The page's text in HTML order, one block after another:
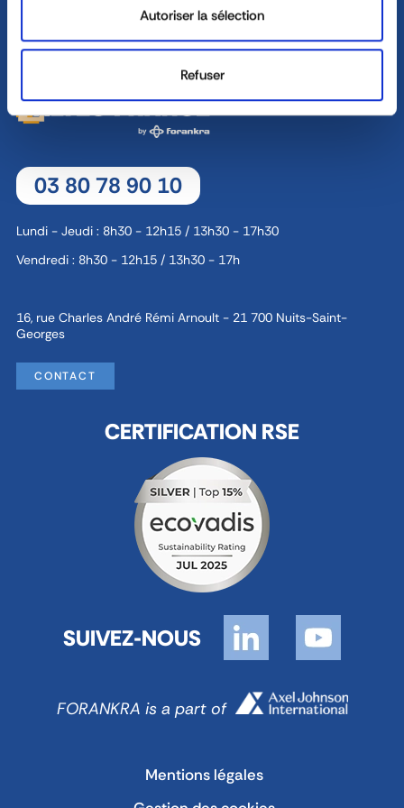
Autoriser la sélection
Refuser
03 80 78 90 10
Lundi - Jeudi : 8h30 - 12h15 / 13h30 - 17h30
Vendredi : 8h30 - 12h15 / 13h30 - 17h
16, rue Charles André Rémi Arnoult - 21 700 Nuits-Saint-
Georges
CONTACT
CERTIFICATION RSE
SUIVEZ-NOUS
FORANKRA is a part of
Mentions légales